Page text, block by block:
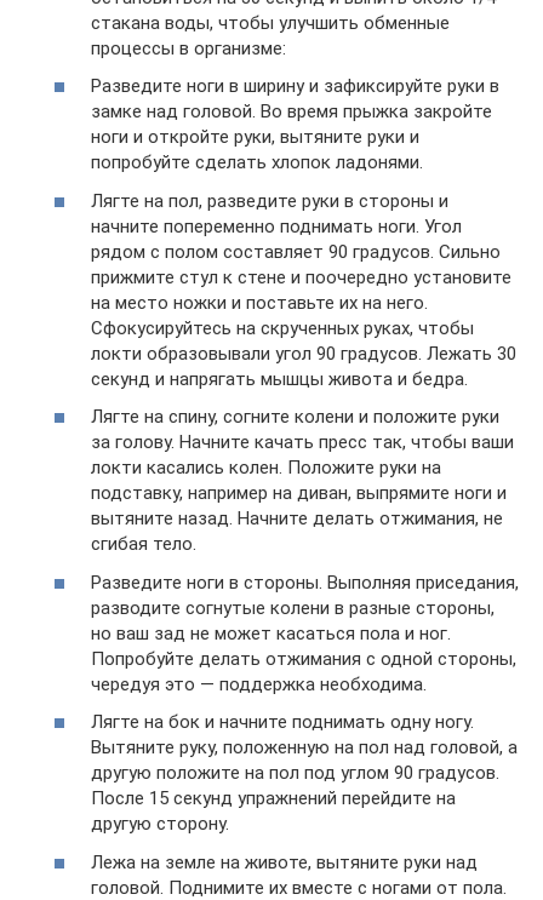
стакана воды, чтобы улучшить обменные
процессы в организме:
Разведите ноги в ширину и зафиксируйте руки в
замке над головой. Во время прыжка закройте
ноги и откройте руки, вытяните руки и
попробуйте сделать хлопок ладонями.
Лягте на пол, разведите руки в стороны и
начните попеременно поднимать ноги. Угол
рядом с полом составляет 90 градусов. Сильно
прижмите стул к стене и поочередно установите
на место ножки и поставьте их на него.
Сфокусируйтесь на скрученных руках, чтобы
локти образовывали угол 90 градусов. Лежать 30
секунд и напрягать мышцы живота и бедра.
Лягте на спину, согните колени и положите руки
за голову. Начните качать пресс так, чтобы ваши
локти касались колен. Положите руки на
подставку, например на диван, выпрямите ноги и
вытяните назад. Начните делать отжимания, не
сгибая тело.
Разведите ноги в стороны. Выполняя приседания,
разводите согнутые колени в разные стороны,
но ваш зад не может касаться пола и ног.
Попробуйте делать отжимания с одной стороны,
чередуя это — поддержка необходима.
Лягте на бок и начните поднимать одну ногу.
Вытяните руку, положенную на пол над головой, а
другую положите на пол под углом 90 градусов.
После 15 секунд упражнений перейдите на
другую сторону.
Лежа на земле на животе, вытяните руки над
головой. Поднимите их вместе с ногами от пола.